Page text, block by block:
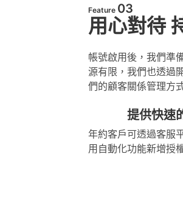
Feature 03
用心對待
帳號啟用後，我們準
源有限，我們也透過
們的顧客關係管理方
提供快速
年約客戶可透過客服
用自動化功能新增授